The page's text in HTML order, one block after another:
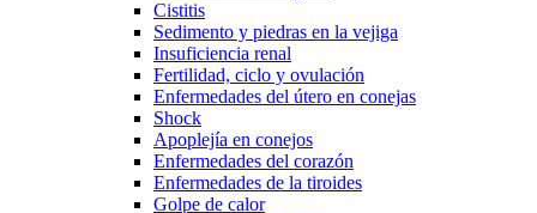
Cistitis
Sedimento y piedras en la vejiga
Insuficiencia renal
Fertilidad, ciclo y ovulación
Enfermedades del útero en conejas
Shock
Apoplejía en conejos
Enfermedades del corazón
Enfermedades de la tiroides
Golpe de calor